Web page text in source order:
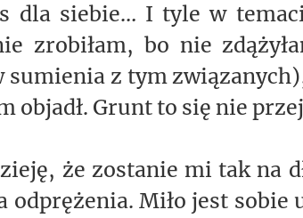
dla siebie… I tyle w
zrobiłam, bo nie
z tym
objadł. Grunt to się nie
że zostanie mi tak na
odprężenia. Miło jest sobie